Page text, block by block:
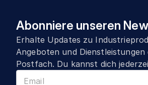
Abonniere unseren
Erhalte Updates zu
Angeboten und Dienstleistungen
Postfach. Du kannst dich